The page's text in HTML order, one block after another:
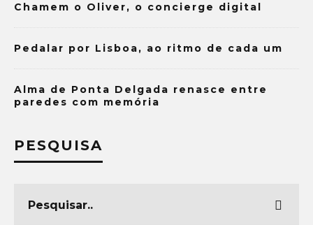
Chamem o Oliver, o concierge digital
Pedalar por Lisboa, ao ritmo de cada um
Alma de Ponta Delgada renasce entre
paredes com memória
PESQUISA